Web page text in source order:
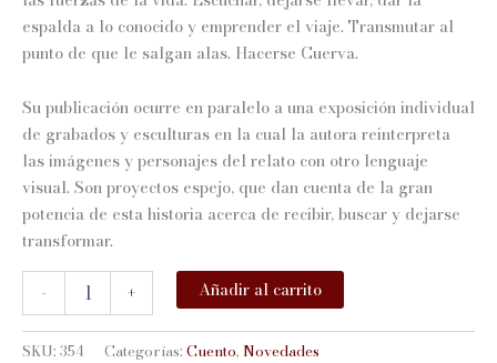
espalda a lo conocido y emprender el viaje. Transmutar al
punto de que le salgan alas. Hacerse Cuerva.
Su publicación ocurre en paralelo a una exposición individual
de grabados y esculturas en la cual la autora reinterpreta
las imágenes y personajes del relato con otro lenguaje
visual. Son proyectos espejo, que dan cuenta de la gran
potencia de esta historia acerca de recibir, buscar y dejarse
transformar.
-
CUERVA
cantidad
+ Añadir al carrito
SKU: 354 Categorías: Cuento, Novedades